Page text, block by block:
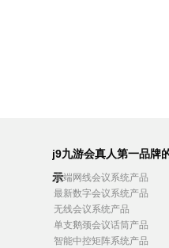
j9九游会真人第一品牌
示
高端网线会议系统产品
最新数字会议系统产品
无线会议系统产品
单支鹅颈会议话筒产品
智能中控矩阵系统产品